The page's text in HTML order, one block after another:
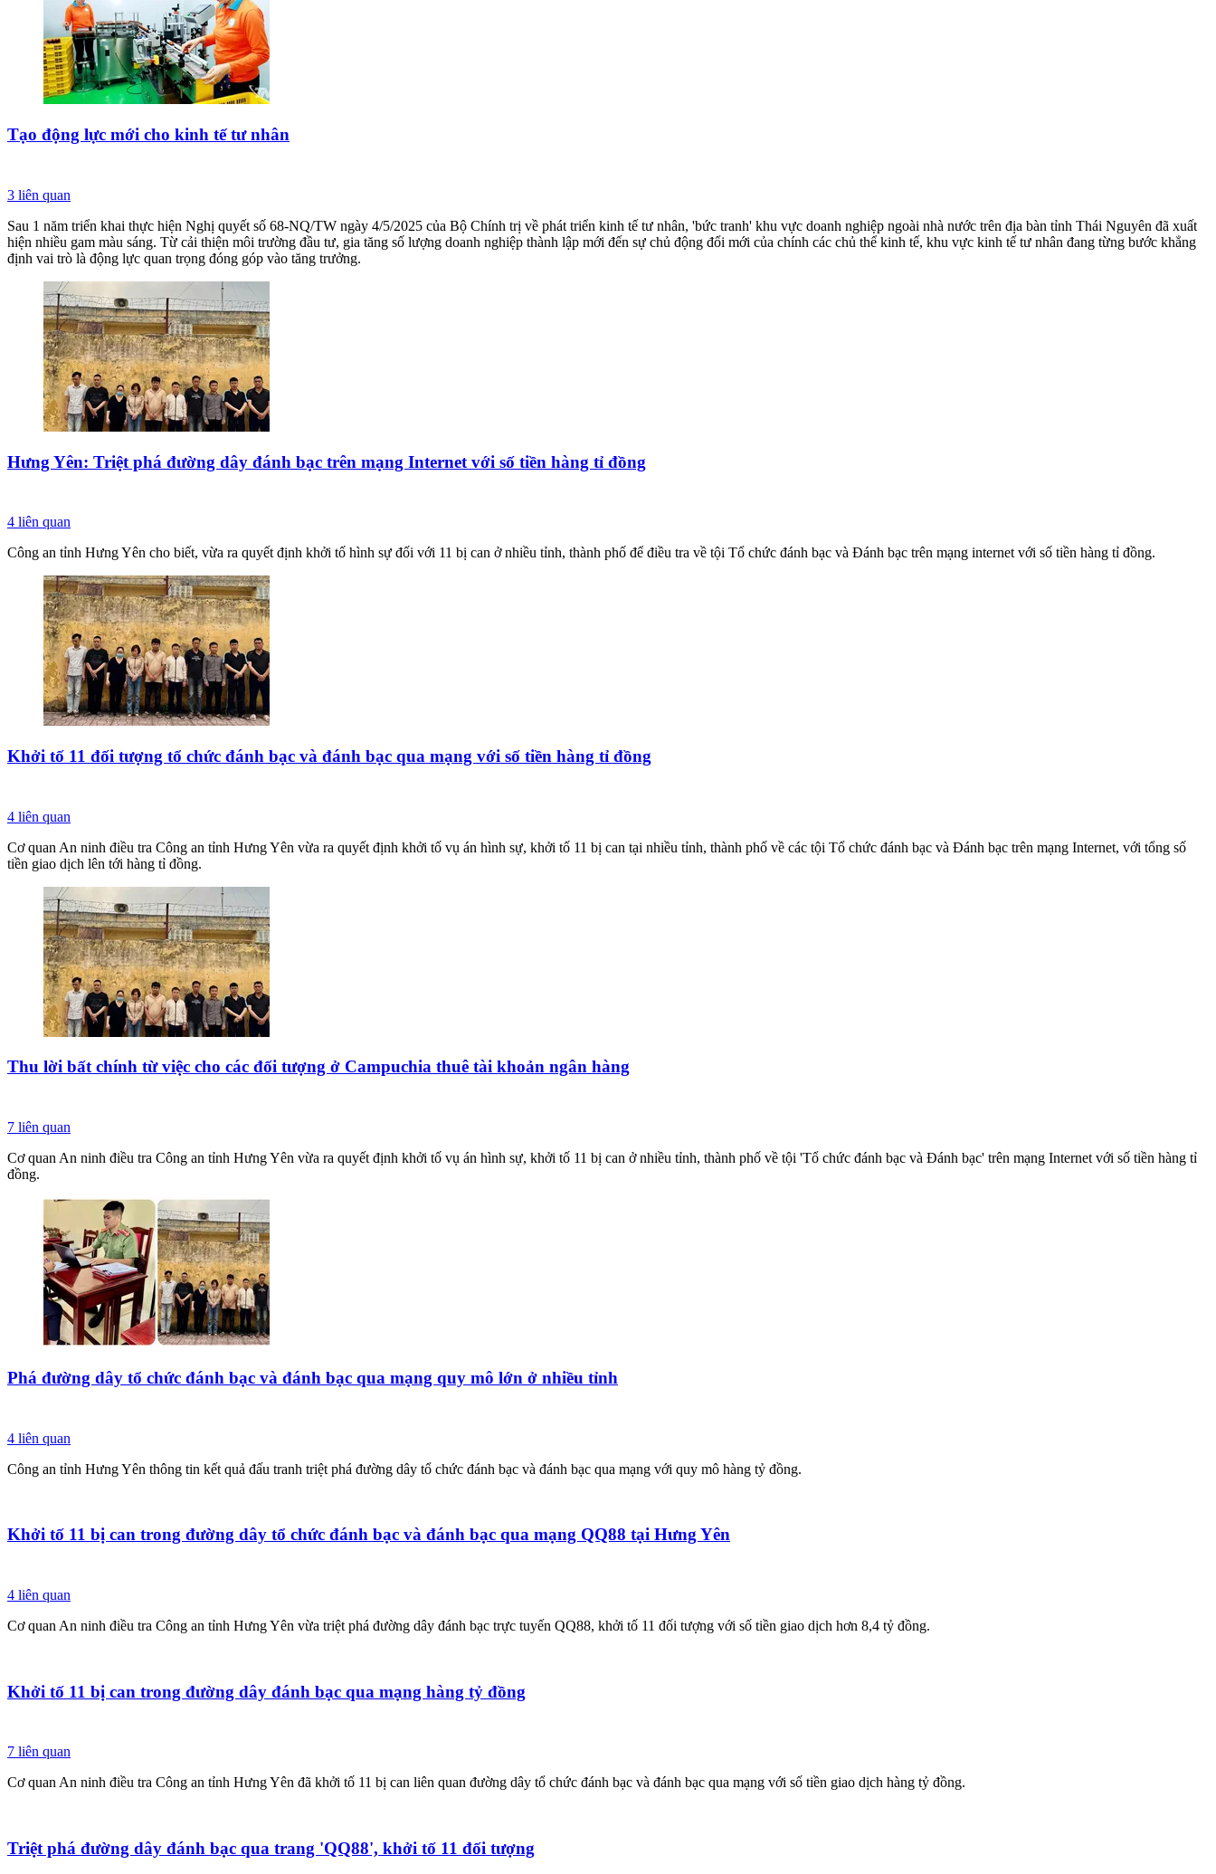
Tạo động lực mới cho kinh tế tư nhân
3 liên quan
Sau 1 năm triển khai thực hiện Nghị quyết số 68-NQ/TW ngày 4/5/2025 của Bộ Chính trị về phát triển kinh tế tư nhân, 'bức tranh' khu vực doanh nghiệp ngoài nhà nước trên địa bàn tỉnh Thái Nguyên đã xuất
hiện nhiều gam màu sáng. Từ cải thiện môi trường đầu tư, gia tăng số lượng doanh nghiệp thành lập mới đến sự chủ động đổi mới của chính các chủ thể kinh tế, khu vực kinh tế tư nhân đang từng bước khẳng
định vai trò là động lực quan trọng đóng góp vào tăng trưởng.
Hưng Yên: Triệt phá đường dây đánh bạc trên mạng Internet với số tiền hàng tỉ đồng
4 liên quan
Công an tỉnh Hưng Yên cho biết, vừa ra quyết định khởi tố hình sự đối với 11 bị can ở nhiều tỉnh, thành phố để điều tra về tội Tổ chức đánh bạc và Đánh bạc trên mạng internet với số tiền hàng tỉ đồng.
Khởi tố 11 đối tượng tổ chức đánh bạc và đánh bạc qua mạng với số tiền hàng tỉ đồng
4 liên quan
Cơ quan An ninh điều tra Công an tỉnh Hưng Yên vừa ra quyết định khởi tố vụ án hình sự, khởi tố 11 bị can tại nhiều tỉnh, thành phố về các tội Tổ chức đánh bạc và Đánh bạc trên mạng Internet, với tổng số
tiền giao dịch lên tới hàng tỉ đồng.
Thu lời bất chính từ việc cho các đối tượng ở Campuchia thuê tài khoản ngân hàng
7 liên quan
Cơ quan An ninh điều tra Công an tỉnh Hưng Yên vừa ra quyết định khởi tố vụ án hình sự, khởi tố 11 bị can ở nhiều tỉnh, thành phố về tội 'Tổ chức đánh bạc và Đánh bạc' trên mạng Internet với số tiền hàng tỉ
đồng.
Phá đường dây tổ chức đánh bạc và đánh bạc qua mạng quy mô lớn ở nhiều tỉnh
4 liên quan
Công an tỉnh Hưng Yên thông tin kết quả đấu tranh triệt phá đường dây tổ chức đánh bạc và đánh bạc qua mạng với quy mô hàng tỷ đồng.
Khởi tố 11 bị can trong đường dây tổ chức đánh bạc và đánh bạc qua mạng QQ88 tại Hưng Yên
4 liên quan
Cơ quan An ninh điều tra Công an tỉnh Hưng Yên vừa triệt phá đường dây đánh bạc trực tuyến QQ88, khởi tố 11 đối tượng với số tiền giao dịch hơn 8,4 tỷ đồng.
Khởi tố 11 bị can trong đường dây đánh bạc qua mạng hàng tỷ đồng
7 liên quan
Cơ quan An ninh điều tra Công an tỉnh Hưng Yên đã khởi tố 11 bị can liên quan đường dây tổ chức đánh bạc và đánh bạc qua mạng với số tiền giao dịch hàng tỷ đồng.
Triệt phá đường dây đánh bạc qua trang 'QQ88', khởi tố 11 đối tượng